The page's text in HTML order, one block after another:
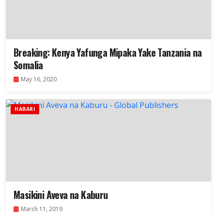
Breaking: Kenya Yafunga Mipaka Yake Tanzania na
Somalia
May 16, 2020
HABARI
Masikini Aveva na Kaburu
March 11, 2019